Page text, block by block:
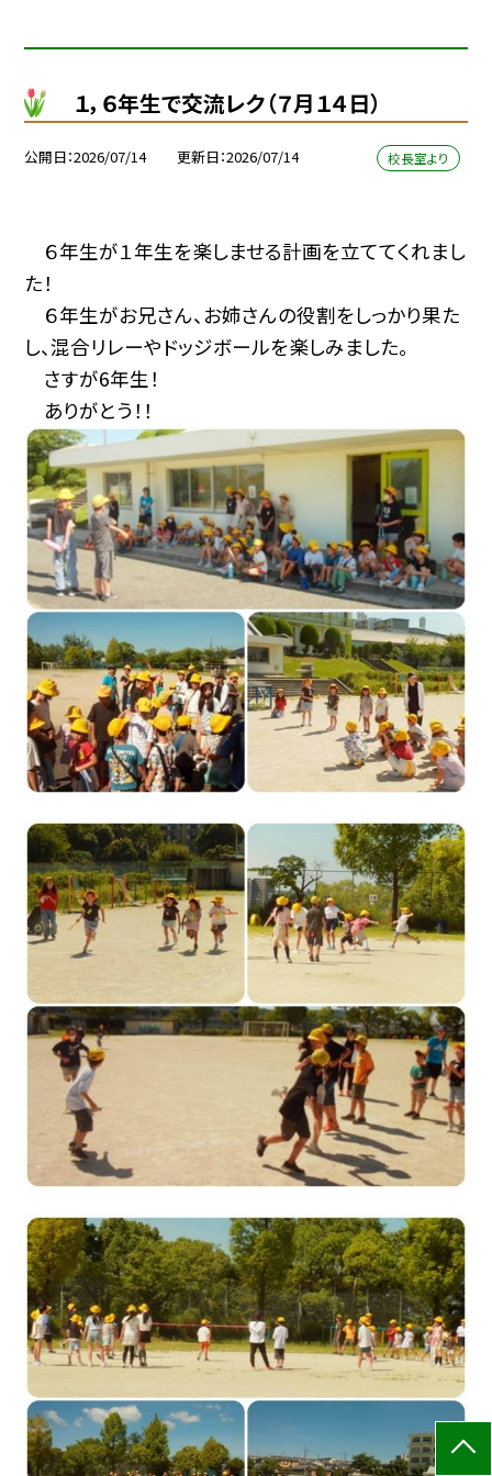
１，６年生で交流レク（７月１４日）
公開日 2026/07/14 更新日 2026/07/14 校長室より
６年生が１年生を楽しませる計画を立ててくれまし
た！
６年生がお兄さん、お姉さんの役割をしっかり果た
し、混合リレーやドッジボールを楽しみました。
さすが6年生！
ありがとう！！